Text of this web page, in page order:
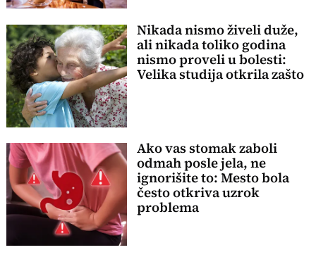
Nikada nismo živeli duže,
ali nikada toliko godina
nismo proveli u bolesti:
Velika studija otkrila zašto
Ako vas stomak zaboli
odmah posle jela, ne
ignorišite to: Mesto bola
često otkriva uzrok
problema